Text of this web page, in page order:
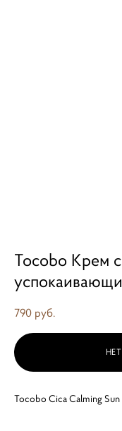
Tocobo Крем
790 pуб.
Tocobo Cica Calming Sun